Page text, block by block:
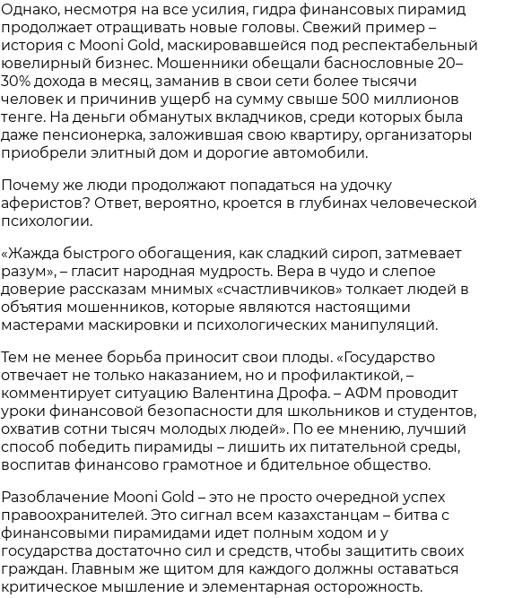
Однако, несмотря на все усилия, гидра финансовых пирамид
продолжает отращивать новые головы. Свежий пример –
история с Mooni Gold, маскировавшейся под респектабельный
ювелирный бизнес. Мошенники обещали баснословные 20–
30% дохода в месяц, заманив в свои сети более тысячи
человек и причинив ущерб на сумму свыше 500 миллионов
тенге. На деньги обманутых вкладчиков, среди которых была
даже пенсионерка, заложившая свою квартиру, организаторы
приобрели элитный дом и дорогие автомобили.
Почему же люди продолжают попадаться на удочку
аферистов? Ответ, вероятно, кроется в глубинах человеческой
психологии.
«Жажда быстрого обогащения, как сладкий сироп, затмевает
разум», – гласит народная мудрость. Вера в чудо и слепое
доверие рассказам мнимых «счастливчиков» толкает людей в
объятия мошенников, которые являются настоящими
мастерами маскировки и психологических манипуляций.
Тем не менее борьба приносит свои плоды. «Государство
отвечает не только наказанием, но и профилактикой, –
комментирует ситуацию Валентина Дрофа. – АФМ проводит
уроки финансовой безопасности для школьников и студентов,
охватив сотни тысяч молодых людей». По ее мнению, лучший
способ победить пирамиды – лишить их питательной среды,
воспитав финансово грамотное и бдительное общество.
Разоблачение Mooni Gold – это не просто очередной успех
правоохранителей. Это сигнал всем казахстанцам – битва с
финансовыми пирамидами идет полным ходом и у
государства достаточно сил и средств, чтобы защитить своих
граждан. Главным же щитом для каждого должны оставаться
критическое мышление и элементарная осторожность.